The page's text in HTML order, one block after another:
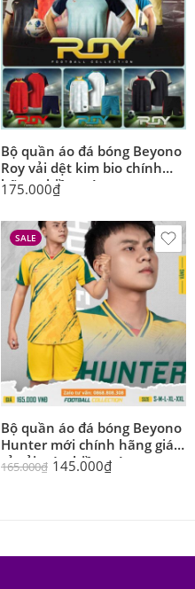
Bộ quần áo đá bóng Beyono
Roy vải dệt kim bio chính
hãng nhiều màu
175.000₫
SALE
Bộ quần áo đá bóng Beyono
Hunter mới chính hãng giá
rẻ vải mè nhiều màu
165.000₫ 145.000₫